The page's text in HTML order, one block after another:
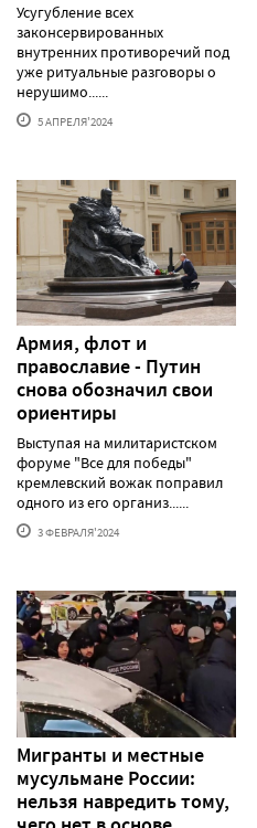
Усугубление всех
законсервированных
внутренних противоречий под
уже ритуальные разговоры о
нерушимо......
5 АПРЕЛЯ'2024
Армия, флот и
православие - Путин
снова обозначил свои
ориентиры
Выступая на милитаристском
форуме "Все для победы"
кремлевский вожак поправил
одного из его организ......
3 ФЕВРАЛЯ'2024
Мигранты и местные
мусульмане России:
нельзя навредить тому,